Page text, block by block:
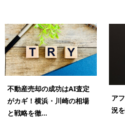
不動産売却の成功はAI査定
がカギ！横浜・川崎の相場
と戦略を徹...
ア
況